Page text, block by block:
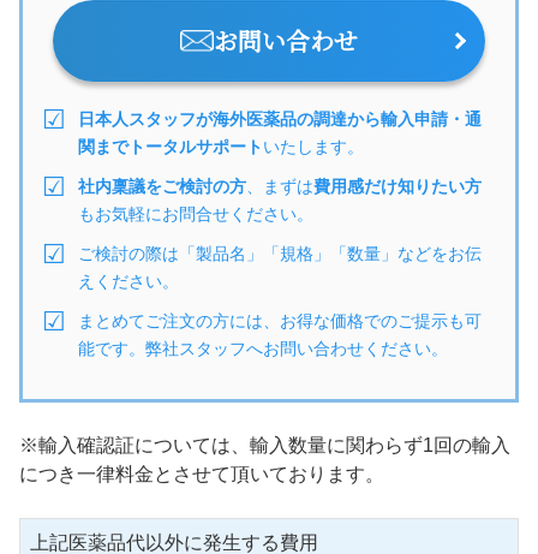
お問い合わせ
日本人スタッフが海外医薬品の調達から輸入申請・通
関までトータルサポートいたします。
社内稟議をご検討の方 、まずは費用感だけ知りたい方
もお気軽にお問合せください。
ご検討の際は「製品名」「規格」「数量」などをお伝
えください。
まとめてご注文の方には、お得な価格でのご提示も可
能です。弊社スタッフへお問い合わせください。
※輸入確認証については、輸入数量に関わらず1回の輸入
につき一律料金とさせて頂いております。
上記医薬品代以外に発生する費用